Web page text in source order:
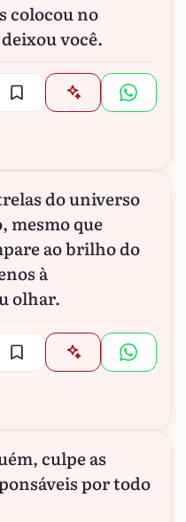
colocou no
você.
do universo
mesmo que
ao brilho do
à
olhar.
culpe as
por todo